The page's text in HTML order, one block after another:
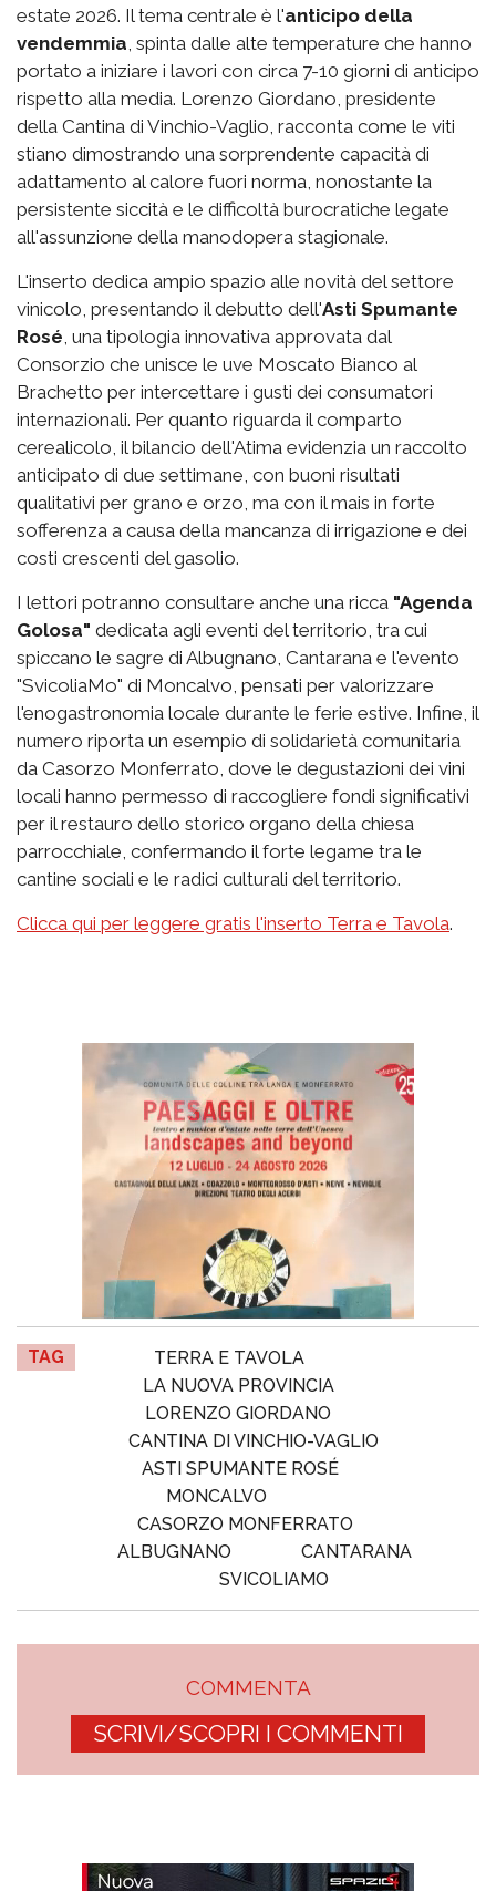
estate 2026. Il tema centrale è l'anticipo della
vendemmia, spinta dalle alte temperature che hanno
portato a iniziare i lavori con circa 7-10 giorni di anticipo
rispetto alla media. Lorenzo Giordano, presidente
della Cantina di Vinchio-Vaglio, racconta come le viti
stiano dimostrando una sorprendente capacità di
adattamento al calore fuori norma, nonostante la
persistente siccità e le difficoltà burocratiche legate
all'assunzione della manodopera stagionale.
L'inserto dedica ampio spazio alle novità del settore
vinicolo, presentando il debutto dell'Asti Spumante
Rosé, una tipologia innovativa approvata dal
Consorzio che unisce le uve Moscato Bianco al
Brachetto per intercettare i gusti dei consumatori
internazionali. Per quanto riguarda il comparto
cerealicolo, il bilancio dell'Atima evidenzia un raccolto
anticipato di due settimane, con buoni risultati
qualitativi per grano e orzo, ma con il mais in forte
sofferenza a causa della mancanza di irrigazione e dei
costi crescenti del gasolio.
I lettori potranno consultare anche una ricca "Agenda
Golosa" dedicata agli eventi del territorio, tra cui
spiccano le sagre di Albugnano, Cantarana e l'evento
"SvicoliaMo" di Moncalvo, pensati per valorizzare
l'enogastronomia locale durante le ferie estive. Infine, il
numero riporta un esempio di solidarietà comunitaria
da Casorzo Monferrato, dove le degustazioni dei vini
locali hanno permesso di raccogliere fondi significativi
per il restauro dello storico organo della chiesa
parrocchiale, confermando il forte legame tra le
cantine sociali e le radici culturali del territorio.
Clicca qui per leggere gratis l'inserto Terra e Tavola.
TAG
TERRA E TAVOLA
LA NUOVA PROVINCIA
LORENZO GIORDANO
CANTINA DI VINCHIO-VAGLIO
ASTI SPUMANTE ROSÉ
MONCALVO
CASORZO MONFERRATO
ALBUGNANO
CANTARANA
SVICOLIAMO
COMMENTA
SCRIVI/SCOPRI I COMMENTI